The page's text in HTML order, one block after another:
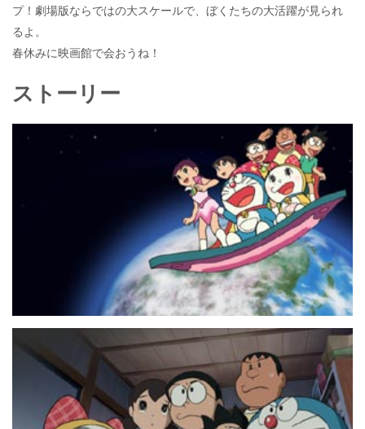
プ！劇場版ならではの大スケールで、ぼくたちの大活躍が見られ
るよ。
春休みに映画館で会おうね！
ストーリー